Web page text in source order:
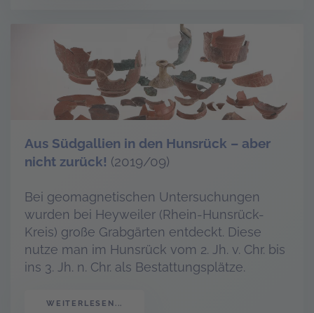
Aus Südgallien in den Hunsrück – aber
nicht zurück! (2019/09)
Bei geomagnetischen Untersuchungen
wurden bei Heyweiler (Rhein-Hunsrück-
Kreis) große Grabgärten entdeckt. Diese
nutze man im Hunsrück vom 2. Jh. v. Chr. bis
ins 3. Jh. n. Chr. als Bestattungsplätze.
WEITERLESEN...